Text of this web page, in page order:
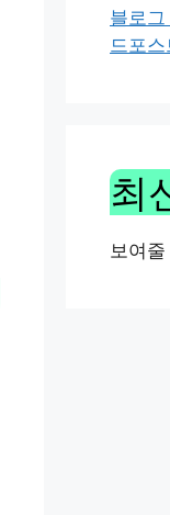
블로
드포
최
보여